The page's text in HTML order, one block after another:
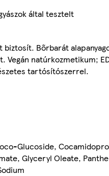
által tesztelt
biztosít. Bőrbarát
Vegán natúrkozmetikum;
tartósítószerrel.
Glucoside,
Glyceryl Oleate,